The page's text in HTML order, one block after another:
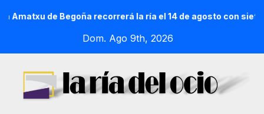
recorrerá la ría el 14 de agosto con siete
Dom. Ago 9th, 2026